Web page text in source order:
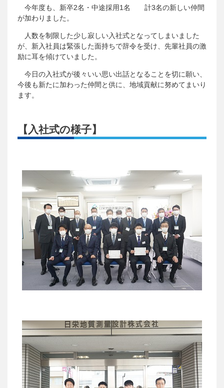
今年度も、新卒2名・中途採用1名 計3名の新しい仲間
が加わりました。
人数を制限した少し寂しい入社式となってしまいました
が、新入社員は緊張した面持ちで辞令を受け、先輩社員の激
励に耳を傾けていました。
今日の入社式が後々いい思い出話となることを切に願い、
今後も新たに加わった仲間と供に、地域貢献に努めてまいり
ます。
【入社式の様子】